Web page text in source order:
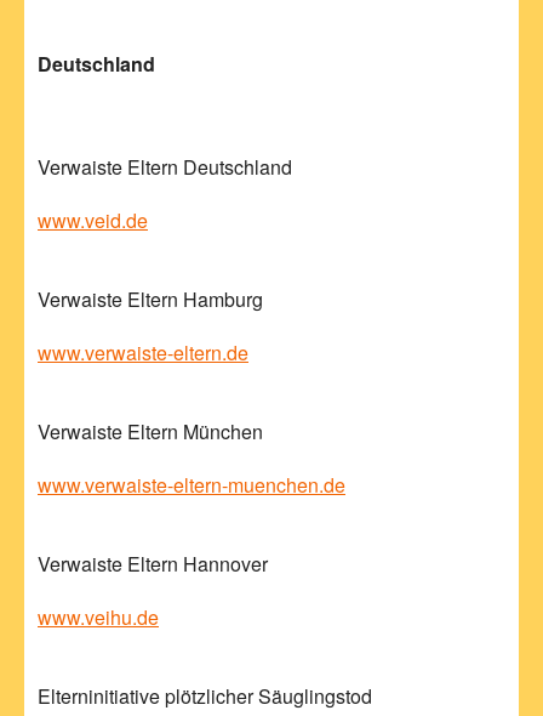
Deutschland
Verwaiste Eltern Deutschland
www.veid.de
Verwaiste Eltern Hamburg
www.verwaiste-eltern.de
Verwaiste Eltern München
www.verwaiste-eltern-muenchen.de
Verwaiste Eltern Hannover
www.veihu.de
Elterninitiative plötzlicher Säuglingstod